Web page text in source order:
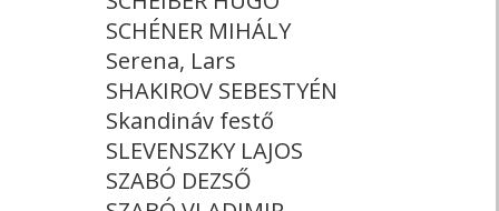
SCHÉNER MIHÁLY
Serena, Lars
SHAKIROV SEBESTYÉN
Skandináv festő
SLEVENSZKY LAJOS
SZABÓ DEZSŐ